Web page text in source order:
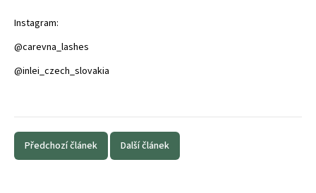
Instagram:
@carevna_lashes
@inlei_czech_slovakia
Předchozí článek Další článek